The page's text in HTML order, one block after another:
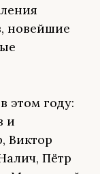
новейшие
этом году:
и
Виктор
Пётр